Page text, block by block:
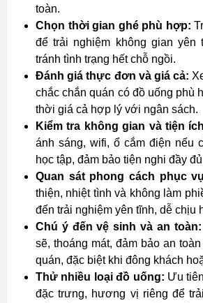
toàn.
Chọn thời gian ghé phù hợp:
để trải nghiệm không gian yên
tránh tình trạng hết chỗ ngồi.
Đánh giá thực đơn và giá cả:
chắc chắn quán có đồ uống phù
thời giá cả hợp lý với ngân sách.
Kiểm tra không gian và tiện
ánh sáng, wifi, ổ cắm điện nếu
học tập, đảm bảo tiện nghi đầy
Quan sát phong cách phục
thiện, nhiệt tình và không làm
đến trải nghiệm yên tĩnh, dễ chịu
Chú ý đến vệ sinh và an toàn:
sẽ, thoáng mát, đảm bảo an
quán, đặc biệt khi đông khách
Thử nhiều loại đồ uống: Ưu
đặc trưng, hương vị riêng để